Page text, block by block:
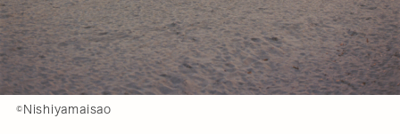
©️Nishiyamaisao